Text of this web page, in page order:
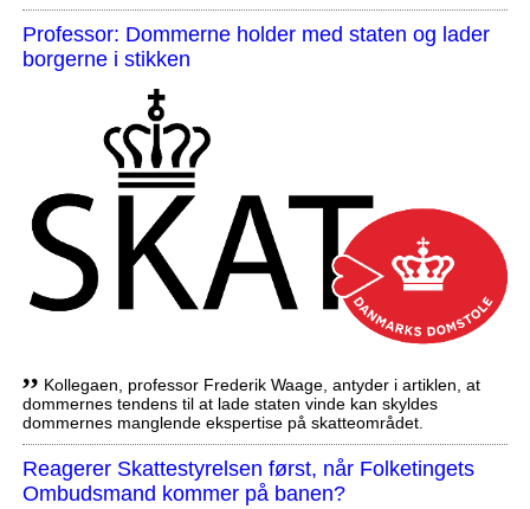
Professor: Dommerne holder med staten og lader
borgerne i stikken
,, Kollegaen, professor Frederik Waage, antyder i artiklen, at
dommernes tendens til at lade staten vinde kan skyldes
dommernes manglende ekspertise på skatteområdet.
Reagerer Skattestyrelsen først, når Folketingets
Ombudsmand kommer på banen?